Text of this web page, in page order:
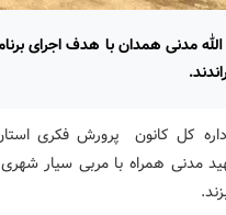
مدنی همدان با هدف اجرای
کل کانون پرورش فکری
مدنی همراه با مربی سیار